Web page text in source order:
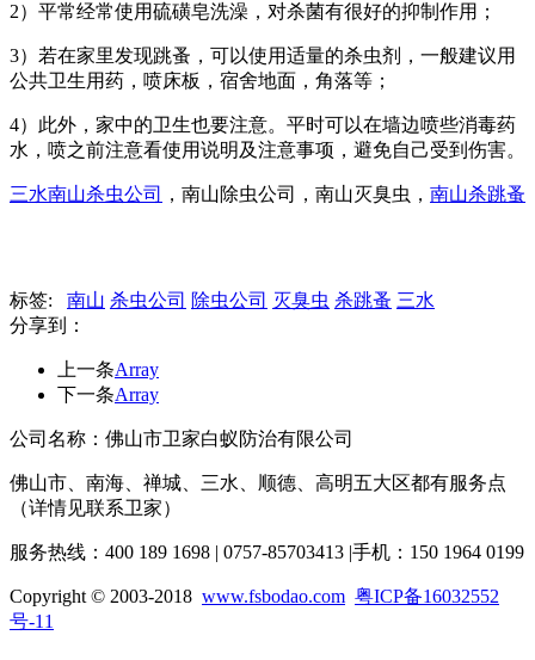
2）平常经常使用硫磺皂洗澡，对杀菌有很好的抑制作用；
3）若在家里发现跳蚤，可以使用适量的杀虫剂，一般建议用
公共卫生用药，喷床板，宿舍地面，角落等；
4）此外，家中的卫生也要注意。平时可以在墙边喷些消毒药
水，喷之前注意看使用说明及注意事项，避免自己受到伤害。
三水南山杀虫公司 ，南山除虫公司，南山灭臭虫， 南山杀跳蚤
标签: 南山 杀虫公司 除虫公司 灭臭虫 杀跳蚤 三水
分享到：
上一条Array
下一条Array
公司名称：佛山市卫家白蚁防治有限公司
佛山市、南海、禅城、三水、顺德、高明五大区都有服务点
（详情见联系卫家）
服务热线：400 189 1698 | 0757-85703413 |手机：150 1964 0199
Copyright © 2003-2018 www.fsbodao.com 粤ICP备16032552
号-11